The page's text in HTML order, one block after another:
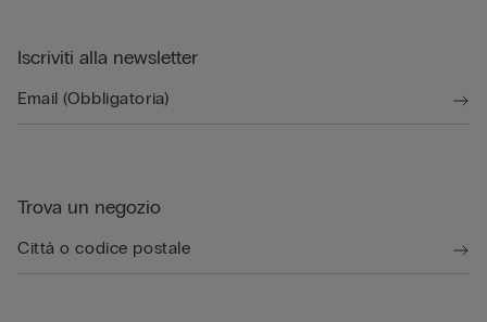
Iscriviti alla newsletter
Trova un negozio